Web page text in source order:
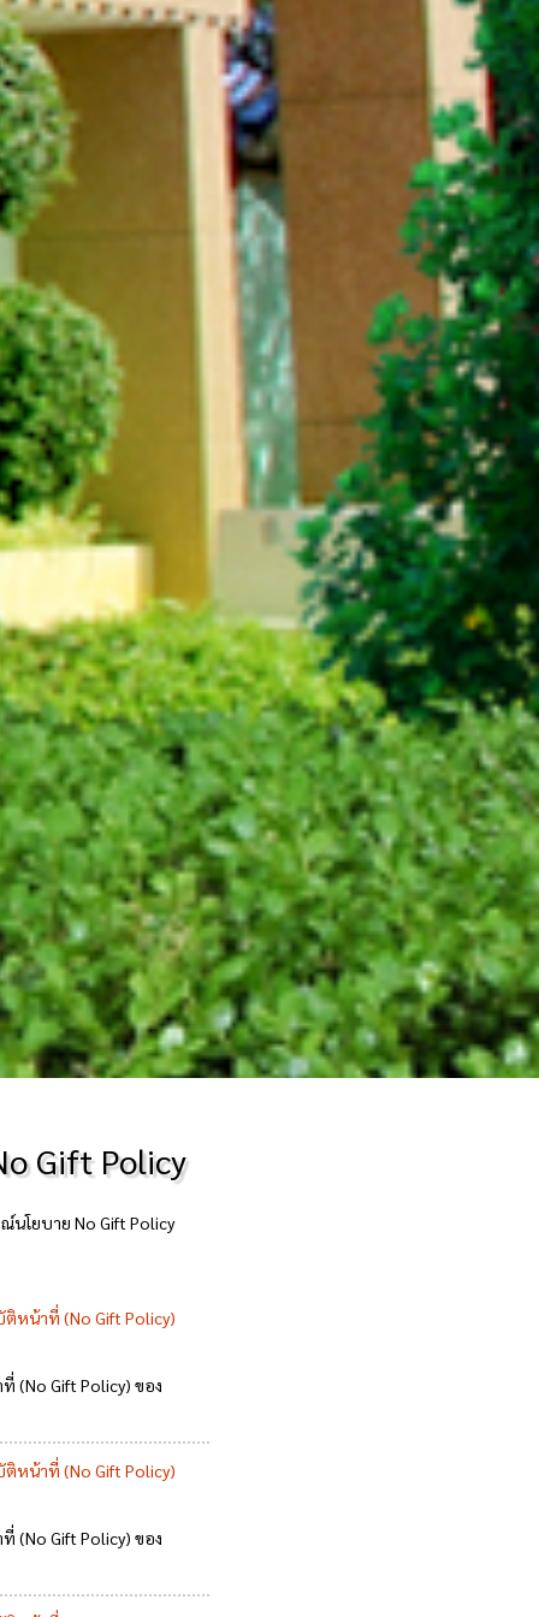
Gift Policy
นโยบาย No Gift Policy
หน้าที่ (No Gift Policy)
(No Gift Policy) ของ
หน้าที่ (No Gift Policy)
(No Gift Policy) ของ